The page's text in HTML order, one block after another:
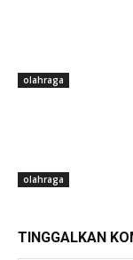
olahraga
olahraga
TINGGALKAN